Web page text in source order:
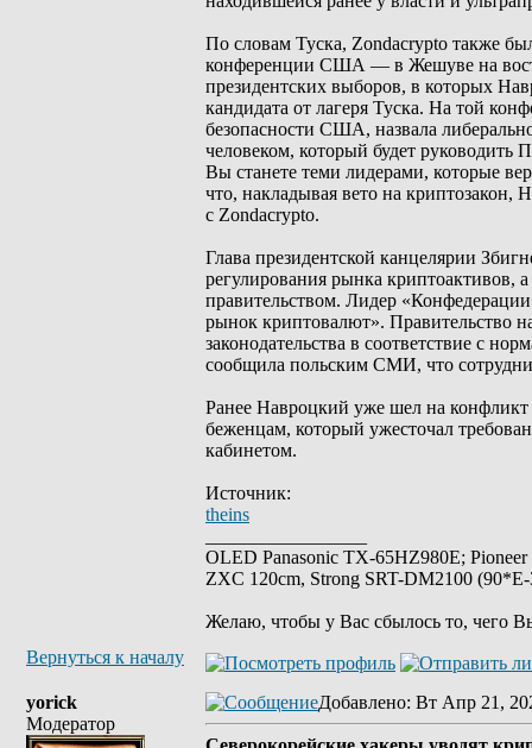
По словам Туска, Zondacrypto также
конференции США — в Жешуве на
президентских выборов, в которых
кандидата от лагеря Туска. На той
безопасности США, назвала
человеком, который будет
Вы станете теми лидерами, которые
что, накладывая вето на криптозакон,
с Zondacrypto.
Глава президентской канцелярии
регулирования рынка криптоактивов,
правительством. Лидер
рынок криптовалют». Правительство
законодательства в соответствие с
сообщила польским СМИ, что
Ранее Навроцкий уже шел на конфликт
беженцам, который ужесточал
кабинетом.
Источник:
theins
OLED Panasonic TX-65HZ980E;
ZXC 120cm, Strong SRT-DM2100
Желаю, чтобы у Вас сбылось то, чего
Вернуться к началу
yorick
Модератор
Добавлено: Вт Апр 21,